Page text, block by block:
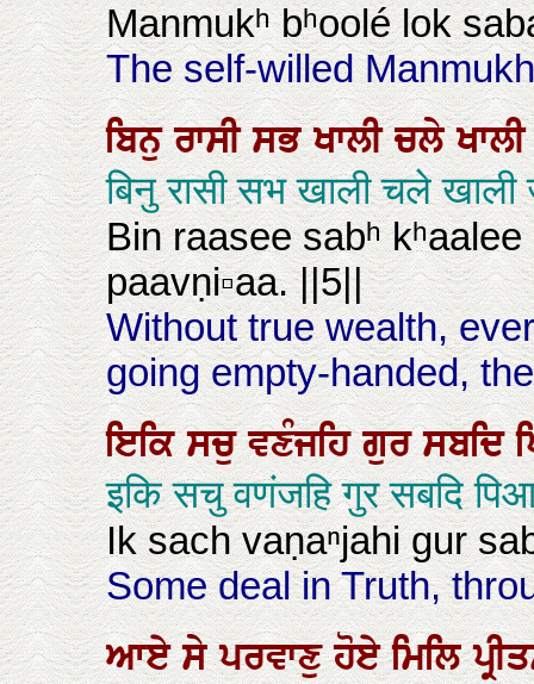
Manmukʰ bʰoolé lok
The self-willed
ਬਿਨੁਰਾਸੀਸਭਖਾਲੀਚਲੇ
बिनु रासी सभ खाली चले
Bin raasee sabʰ
paavṇi▫aa. ||5||
Without true wealth,
going empty-handed,
ਇਕਿਸਚੁਵਣੰਜਹਿਗੁਰਸਬਦਿ
इकि सचु वणंजहि गुर सबदि
Ik sach vaṇaⁿjahi gur
Some deal in Truth,
ਆਏਸੇਪਰਵਾਣੁਹੋਏਮਿਲਿ